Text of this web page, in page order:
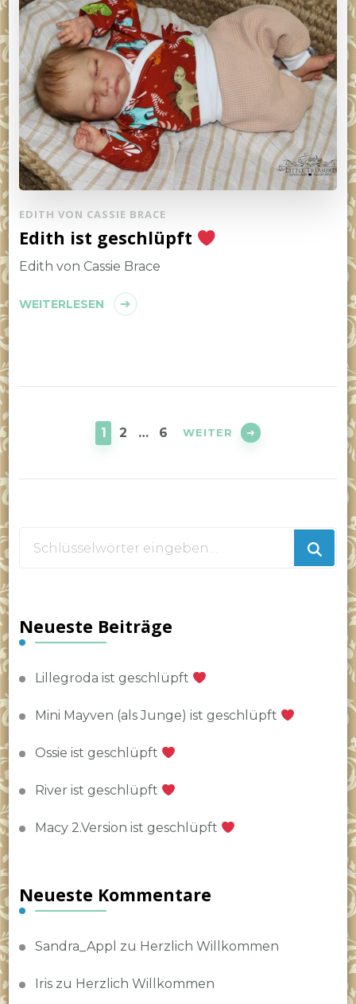
EDITH VON CASSIE BRACE
Edith ist geschlüpft
Edith von Cassie Brace
WEITERLESEN
SEITE
1 SEITE
2 … SEITE
6 WEITER
Neueste Beiträge
Lillegroda ist geschlüpft
Mini Mayven (als Junge) ist geschlüpft
Ossie ist geschlüpft
River ist geschlüpft
Macy 2.Version ist geschlüpft
Neueste Kommentare
Sandra_Appl zu Herzlich Willkommen
Iriszu Herzlich Willkommen